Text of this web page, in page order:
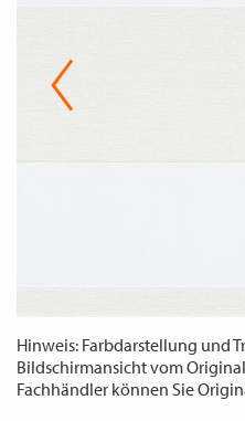
Hinweis: Farbdarstellung und
Bildschirmansicht vom
Fachhändler können Sie